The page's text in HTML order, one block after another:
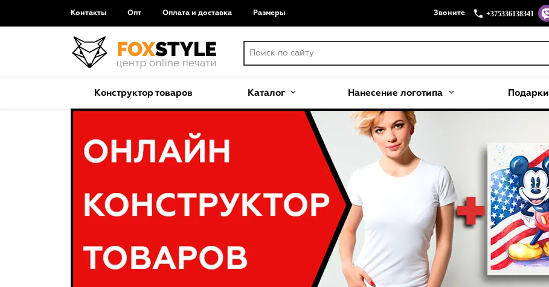
Контакты Опт Оплата и доставка Размеры Звоните +375336138341
Конструктор товаров Каталог Нанесение логотипа Подарки